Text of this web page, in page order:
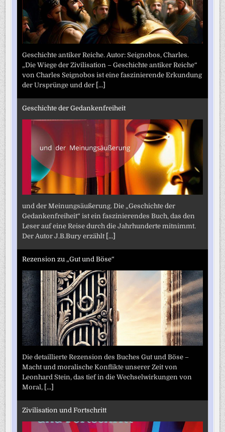
Geschichte antiker Reiche. Autor: Seignobos, Charles.
„Die Wiege der Zivilisation – Geschichte antiker Reiche“
von Charles Seignobos ist eine faszinierende Erkundung
der Ursprünge und der [...]
Geschichte der Gedankenfreiheit
und der Meinungsäußerung. Die „Geschichte der
Gedankenfreiheit“ ist ein faszinierendes Buch, das den
Leser auf eine Reise durch die Jahrhunderte mitnimmt.
Der Autor J.B.Bury erzählt [...]
Rezension zu „Gut und Böse“
Die detaillierte Rezension des Buches Gut und Böse –
Macht und moralische Konflikte unserer Zeit von
Leonhard Stein, das tief in die Wechselwirkungen von
Moral, [...]
Zivilisation und Fortschritt